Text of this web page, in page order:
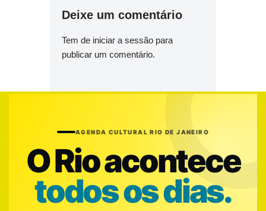
Deixe um comentário
Tem de iniciar a sessão para
publicar um comentário.
AGENDA CULTURAL RIO DE JANEIRO
O Rio acontece
todos os dias.